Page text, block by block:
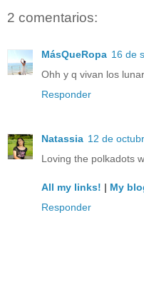
2 comentarios:
MásQueRopa 16 de
Ohh y q vivan los
Responder
Natassia 12 de
Loving the polkadots
All my links! | My
Responder